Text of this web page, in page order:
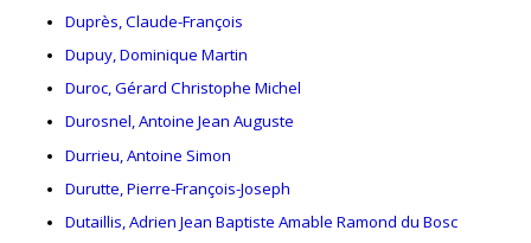
Duprès, Claude-François
Dupuy, Dominique Martin
Duroc, Gérard Christophe Michel
Durosnel, Antoine Jean Auguste
Durrieu, Antoine Simon
Durutte, Pierre-François-Joseph
Dutaillis, Adrien Jean Baptiste Amable Ramond du Bosc